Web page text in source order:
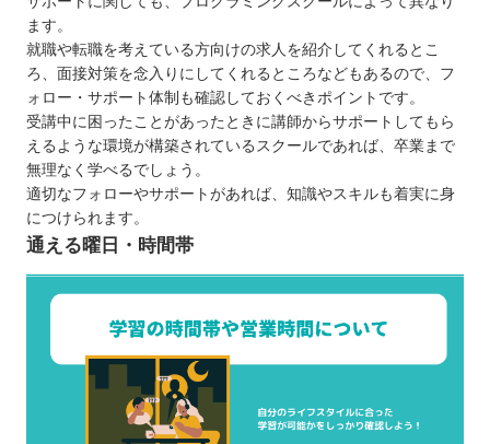
ます。
就職や転職を考えている方向けの求人を紹介してくれるとこ
ろ、面接対策を念入りにしてくれるところなどもあるので、フ
ォロー・サポート体制も確認しておくべきポイントです。
受講中に困ったことがあったときに講師からサポートしてもら
えるような環境が構築されているスクールであれば、卒業まで
無理なく学べるでしょう。
適切なフォローやサポートがあれば、知識やスキルも着実に身
につけられます。
通える曜日・時間帯